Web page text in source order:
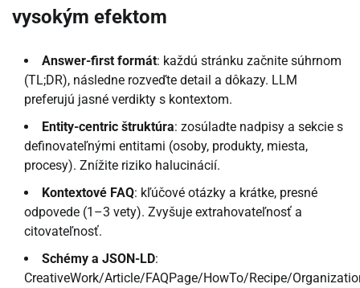
vysokým efektom
Answer-first formát: každú stránku začnite súhrnom
(TL;DR), následne rozveďte detail a dôkazy. LLM
preferujú jasné verdikty s kontextom.
Entity-centric štruktúra: zosúladte nadpisy a sekcie s
definovateľnými entitami (osoby, produkty, miesta,
procesy). Znížite riziko halucinácií.
Kontextové FAQ: kľúčové otázky a krátke, presné
odpovede (1–3 vety). Zvyšuje extrahovateľnosť a
citovateľnosť.
Schémy a JSON-LD:
CreativeWork/Article/FAQPage/HowTo/Recipe/